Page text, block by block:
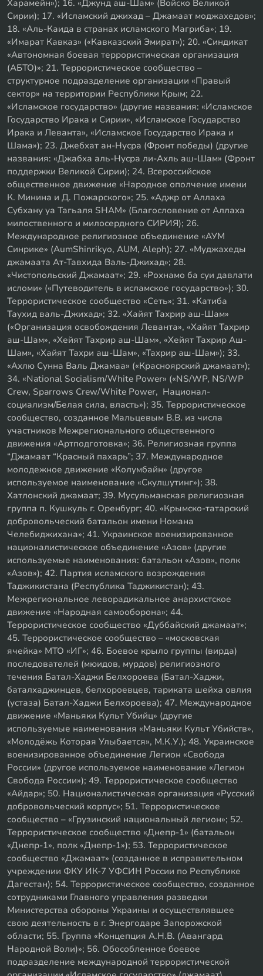
Харамейн»); 16. «Джунд аш-Шам» (Войско Великой
Сирии); 17. «Исламский джихад – Джамаат моджахедов»;
18. «Аль-Каида в странах исламского Магриба»; 19.
«Имарат Кавказ» («Кавказский Эмират»); 20. «Синдикат
«Автономная боевая террористическая организация
(АБТО)»; 21. Террористическое сообщество –
структурное подразделение организации «Правый
сектор» на территории Республики Крым; 22.
«Исламское государство» (другие названия: «Исламское
Государство Ирака и Сирии», «Исламское Государство
Ирака и Леванта», «Исламское Государство Ирака и
Шама»); 23. Джебхат ан-Нусра (Фронт победы) (другие
названия: «Джабха аль-Нусра ли-Ахль аш-Шам» (Фронт
поддержки Великой Сирии); 24. Всероссийское
общественное движение «Народное ополчение имени
К. Минина и Д. Пожарского»; 25. «Аджр от Аллаха
Субхану уа Тагьаля SHAM» (Благословение от Аллаха
милоственного и милосердного СИРИЯ); 26.
Международное религиозное объединение «АУМ
Синрике» (AumShinrikyo, AUM, Aleph); 27. «Муджахеды
джамаата Ат-Тавхида Валь-Джихад»; 28.
«Чистопольский Джамаат»; 29. «Рохнамо ба суи давлати
исломи» («Путеводитель в исламское государство»); 30.
Террористическое сообщество «Сеть»; 31. «Катиба
Таухид валь-Джихад»; 32. «Хайят Тахрир аш-Шам»
(«Организация освобождения Леванта», «Хайят Тахрир
аш-Шам», «Хейят Тахрир аш-Шам», «Хейят Тахрир Аш-
Шам», «Хайят Тахри аш-Шам», «Тахрир аш-Шам»); 33.
«Ахлю Сунна Валь Джамаа» («Красноярский джамаат»);
34. «National Socialism/White Power» («NS/WP, NS/WP
Crew, Sparrows Crew/White Power, Национал-
социализм/Белая сила, власть»); 35. Террористическое
сообщество, созданное Мальцевым В.В. из числа
участников Межрегионального общественного
движения «Артподготовка»; 36. Религиозная группа
“Джамаат “Красный пахарь”; 37. Международное
молодежное движение «Колумбайн» (другое
используемое наименование «Скулшутинг»); 38.
Хатлонский джамаат; 39. Мусульманская религиозная
группа п. Кушкуль г. Оренбург; 40. «Крымско-татарский
добровольческий батальон имени Номана
Челебиджихана»; 41. Украинское военизированное
националистическое объединение «Азов» (другие
используемые наименования: батальон «Азов», полк
«Азов»); 42. Партия исламского возрождения
Таджикистана (Республика Таджикистан); 43.
Межрегиональное леворадикальное анархистское
движение «Народная самооборона»; 44.
Террористическое сообщество «Дуббайский джамаат»;
45. Террористическое сообщество – «московская
ячейка» МТО «ИГ»; 46. Боевое крыло группы (вирда)
последователей (мюидов, мурдов) религиозного
течения Батал-Хаджи Белхороева (Батал-Хаджи,
баталхаджинцев, белхороевцев, тариката шейха овлия
(устаза) Батал-Хаджи Белхороева); 47. Международное
движение «Маньяки Культ Убийц» (другие
используемые наименования «Маньяки Культ Убийств»,
«Молодёжь Которая Улыбается», М.К.У.); 48. Украинское
военизированное объединение Легион «Свобода
России» (другое используемое наименование «Легион
Свобода России»); 49. Террористическое сообщество
«Айдар»; 50. Националистическая организация «Русский
добровольческий корпус»; 51. Террористическое
сообщество – «Грузинский национальный легион»; 52.
Террористическое сообщество «Днепр-1» (батальон
«Днепр-1», полк «Днепр-1»); 53. Террористическое
сообщество «Джамаат» (созданное в исправительном
учреждении ФКУ ИК-7 УФСИН России по Республике
Дагестан); 54. Террористическое сообщество, созданное
сотрудниками Главного управления разведки
Министерства обороны Украины и осуществлявшее
свою деятельность в г. Энергодаре Запорожской
области; 55. Группа «Концепция А.Н.В. (Авангард
Народной Воли)»; 56. Обособленное боевое
подразделение международной террористической